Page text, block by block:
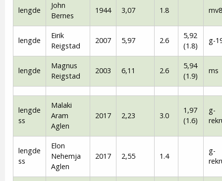
lengde
John
Bernes
1944 3,07 1.8
lengde
Eirik
Reigstad
2007 5,97 2.6
5,92
(1.8)
g-
lengde
Magnus
Reigstad
2003 6,11 2.6
5,94
(1.9)
ms
lengde
ss
Malaki
Aram
Aglen
2017 2,23 3.0
1,97
(1.6)
g-
lengde
ss
Elon
Nehemja
Aglen
2017 2,55 1.4
g-